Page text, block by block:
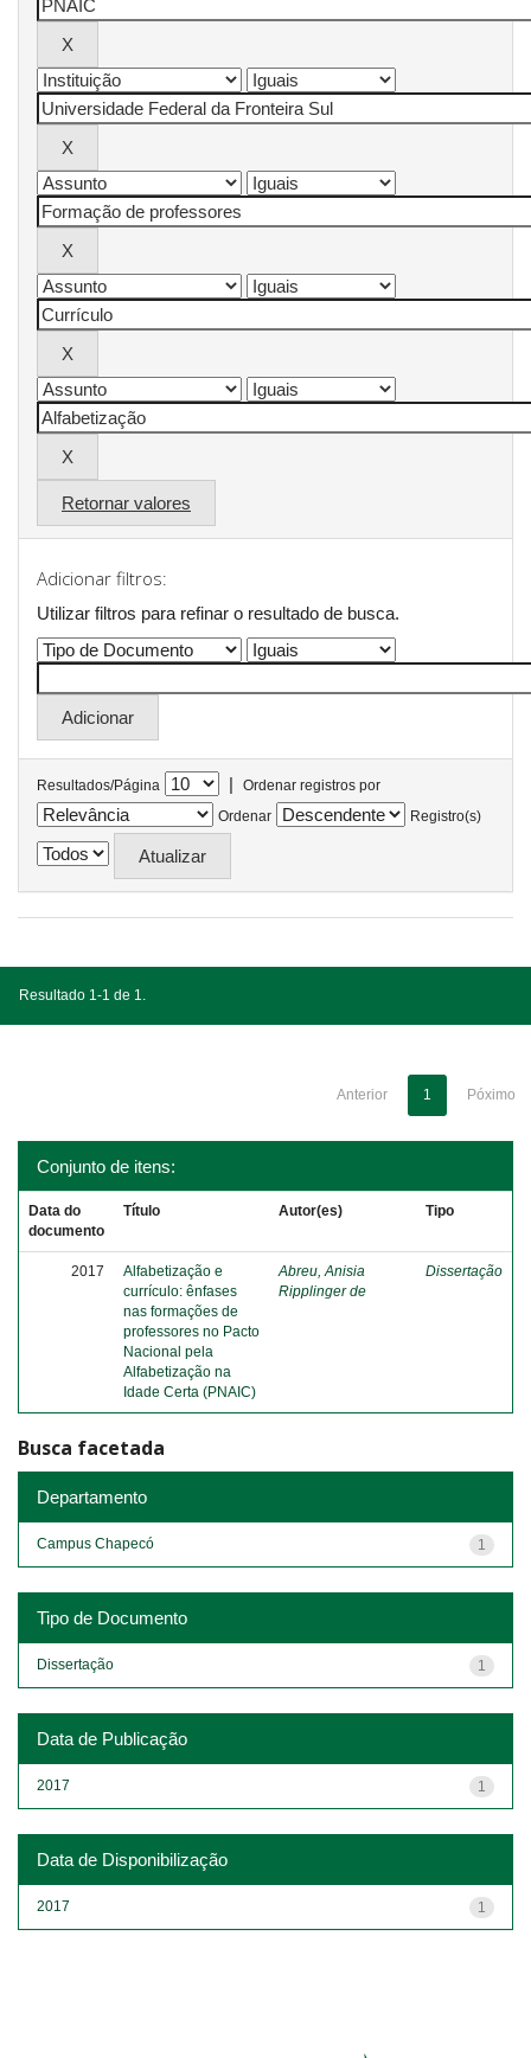
Retornar valores
Adicionar filtros:
Utilizar filtros para refinar o resultado de busca.
Resultados/Página |
Ordenar registros por
Ordenar
Registro(s)
Resultado 1-1 de 1.
Anterior 1 Póximo
Conjunto de itens:
Data do
documento
Título Autor(es) Tipo
2017
Alfabetização e
currículo: ênfases
nas formações de
professores no Pacto
Nacional pela
Alfabetização na
Idade Certa (PNAIC)
Abreu, Anisia
Ripplinger de
Dissertação
Busca facetada
Departamento
1
Campus Chapecó
Tipo de Documento
1
Dissertação
Data de Publicação
1
2017
Data de Disponibilização
1
2017